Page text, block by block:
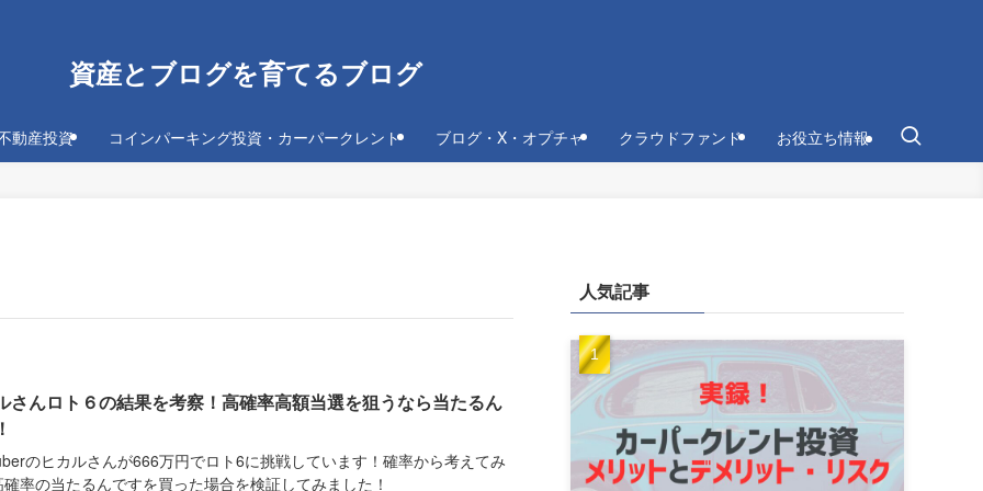
資産とブログを育てるブログ
動産投資 コインパーキング投資・カーパークレント ブログ・X・オプチャ クラウドファンド お役立ち情報
さんロト６の結果を考察！高確率高額当選を狙うなら当たるん
のヒカルさんが666万円でロト6に挑戦しています！確率から考えてみ
率の当たるんですを買った場合を検証してみました！
人気記事